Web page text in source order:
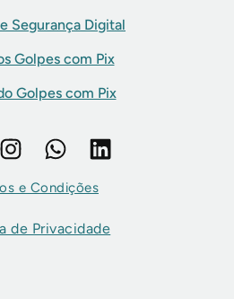
Segurança Digital
Golpes com Pix
Golpes com Pix
e Condições
de Privacidade